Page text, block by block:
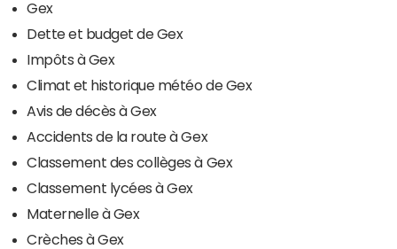
Gex
Dette et budget de Gex
Impôts à Gex
Climat et historique météo de Gex
Avis de décès à Gex
Accidents de la route à Gex
Classement des collèges à Gex
Classement lycées à Gex
Maternelle à Gex
Crèches à Gex